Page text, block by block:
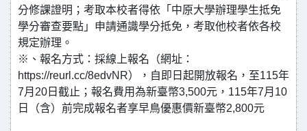
分修課證明；考取本校者得依「中原大學辦理學生抵免
學分審查要點」申請通識學分抵免，考取他校者依各校
規定辦理。
※、報名方式：採線上報名（網址：
https://reurl.cc/8edvNR），自即日起開放報名，至115年
7月20日截止；報名費用為新臺幣3,500元，115年7月10
日（含）前完成報名者享早鳥優惠價新臺幣2,800元